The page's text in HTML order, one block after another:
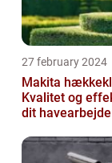
27 february 2024
Makita
Kvalitet og
dit havearbejde